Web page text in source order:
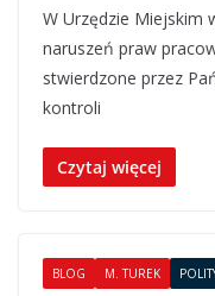
W Urzędzie Miejskim
naruszeń praw
stwierdzone przez
kontroli
Czytaj więcej
BLOG M. TUREK